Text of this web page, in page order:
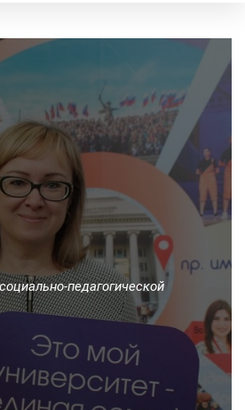
педагогической